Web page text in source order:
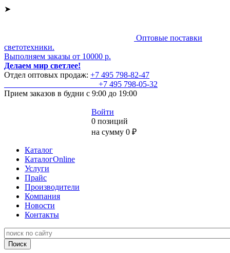
➤
Оптовые поставки
светотехники.
Выполняем заказы от 10000 р.
Делаем мир светлее!
Отдел оптовых продаж: +7 495 798-82-47
+7 495 798-05-32
Прием заказов в будни с 9:00 до 19:00
Войти
0 позиций
на сумму 0 ₽
Каталог
КаталогOnline
Услуги
Прайс
Производители
Компания
Новости
Контакты